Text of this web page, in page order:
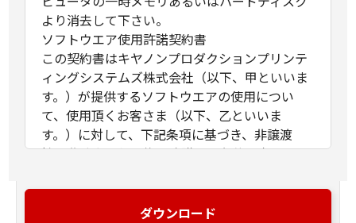
より消去して下さい。
ソフトウエア使用許諾契約書
この契約書はキヤノンプロダクションプリンテ
ィングシステムズ株式会社（以下、甲といいま
す。）が提供するソフトウエアの使用につい
て、使用頂くお客さま（以下、乙といいま
す。）に対して、下記条項に基づき、非譲渡
性、非独占の使用権を許諾する条件を定めたも
ダウンロード